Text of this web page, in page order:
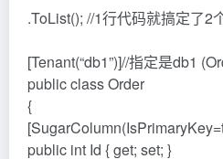
.ToList(); //1行代码就搞定了2
[Tenant(“db1”)]//指定是db1
public class Order
{
public int Id { get; set; }